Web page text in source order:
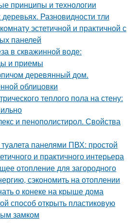
принципы и технологии
Разновидности тли
эстетичной и практичной с
панелей
в скважинной воде:
и приемы
деревянный дом.
облицовки
теплого пола на стену:
и пенополистирол. Свойства
панелями ПВХ: простой
и практичного интерьера
отопление для загородного
сэкономить на отоплении
о конеке на крыше дома
способ открыть пластиковую
замком